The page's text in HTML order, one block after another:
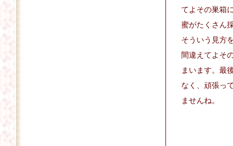
てよその巣箱
蜜がたくさん
そういう見方
間違えてよそ
まいます。最
なく、頑張っ
ませんね。